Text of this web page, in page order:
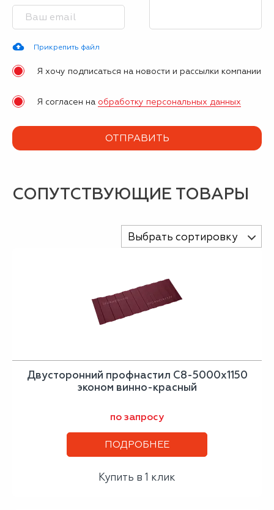
Прикрепить файл
Я хочу подписаться на новости и рассылки компании
Я согласен на обработку персональных данных
СОПУТСТВУЮЩИЕ ТОВАРЫ
Выбрать сортировку
Двусторонний профнастил С8-5000х1150
эконом винно-красный
по запросу
ПОДРОБНЕЕ
Купить в 1 клик